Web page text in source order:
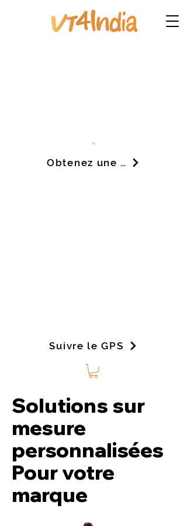
Suivre le GPS
Obtenez une démo
Solutions sur
mesure
personnalisées
Pour votre
marque